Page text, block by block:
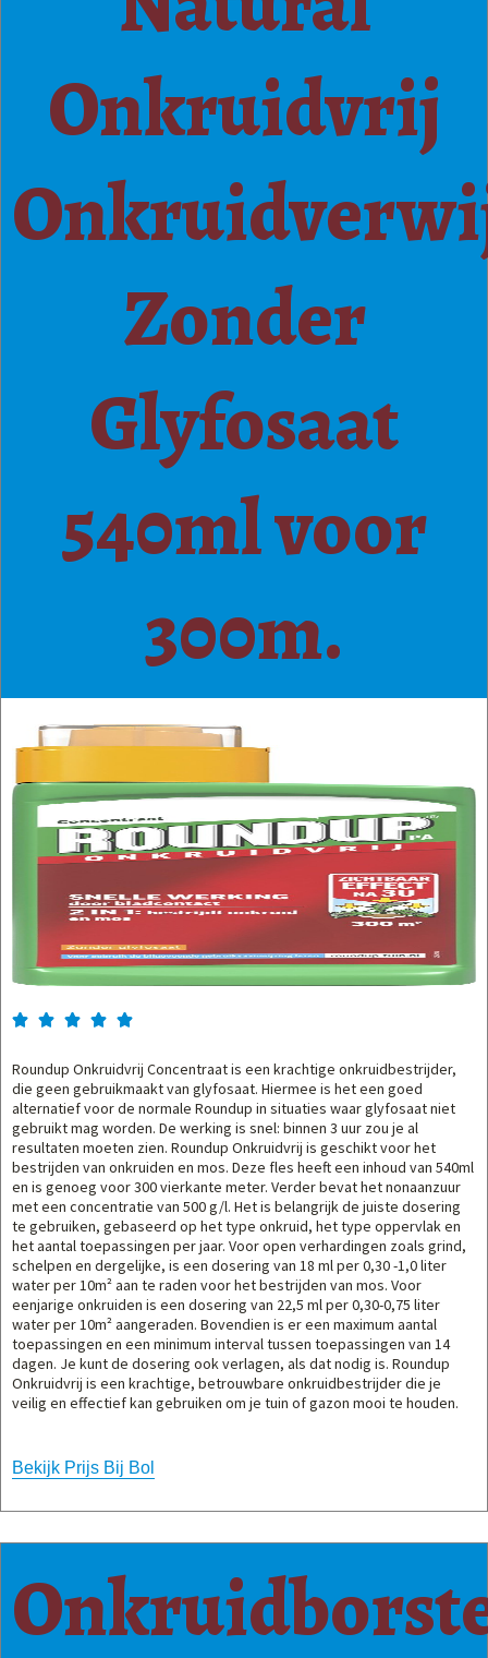
Onkruidvrij
Zonder
Glyfosaat
540ml voor
300m.
    
Roundup Onkruidvrij Concentraat is een krachtige onkruidbestrijder,
die geen gebruikmaakt van glyfosaat. Hiermee is het een goed
alternatief voor de normale Roundup in situaties waar glyfosaat niet
gebruikt mag worden. De werking is snel: binnen 3 uur zou je al
resultaten moeten zien. Roundup Onkruidvrij is geschikt voor het
bestrijden van onkruiden en mos. Deze fles heeft een inhoud van 540ml
en is genoeg voor 300 vierkante meter. Verder bevat het nonaanzuur
met een concentratie van 500 g/l. Het is belangrijk de juiste dosering
te gebruiken, gebaseerd op het type onkruid, het type oppervlak en
het aantal toepassingen per jaar. Voor open verhardingen zoals grind,
schelpen en dergelijke, is een dosering van 18 ml per 0,30 -1,0 liter
water per 10m² aan te raden voor het bestrijden van mos. Voor
eenjarige onkruiden is een dosering van 22,5 ml per 0,30-0,75 liter
water per 10m² aangeraden. Bovendien is er een maximum aantal
toepassingen en een minimum interval tussen toepassingen van 14
dagen. Je kunt de dosering ook verlagen, als dat nodig is. Roundup
Onkruidvrij is een krachtige, betrouwbare onkruidbestrijder die je
veilig en effectief kan gebruiken om je tuin of gazon mooi te houden.
Bekijk Prijs Bij Bol